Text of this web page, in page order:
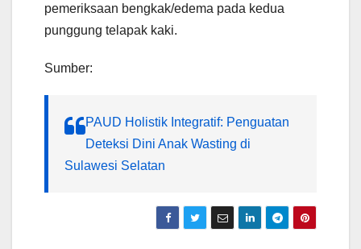
pemeriksaan bengkak/edema pada kedua
punggung telapak kaki.
Sumber:
PAUD Holistik Integratif: Penguatan
Deteksi Dini Anak Wasting di
Sulawesi Selatan